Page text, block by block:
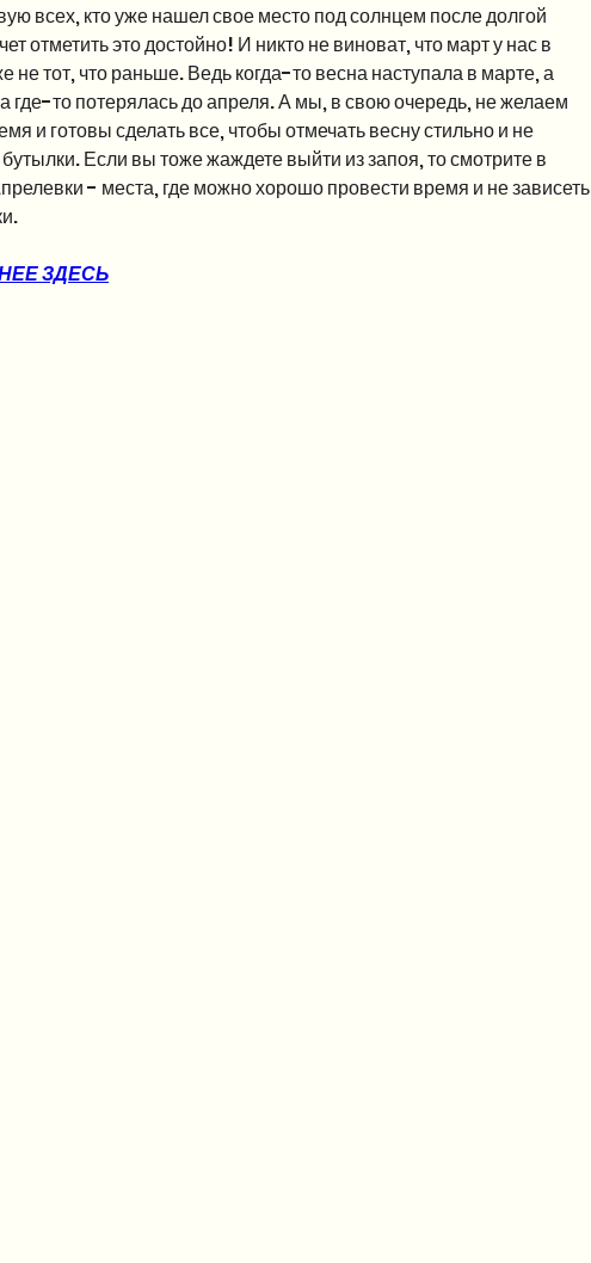
всех, кто уже нашел свое место под солнцем после долгой
отметить это достойно! И никто не виноват, что март у нас в
не тот, что раньше. Ведь когда-то весна наступала в марте, а
где-то потерялась до апреля. А мы, в свою очередь, не желаем
и готовы сделать все, чтобы отмечать весну стильно и не
бутылки. Если вы тоже жаждете выйти из запоя, то смотрите в
- места, где можно хорошо провести время и не зависеть
ЗДЕСЬ